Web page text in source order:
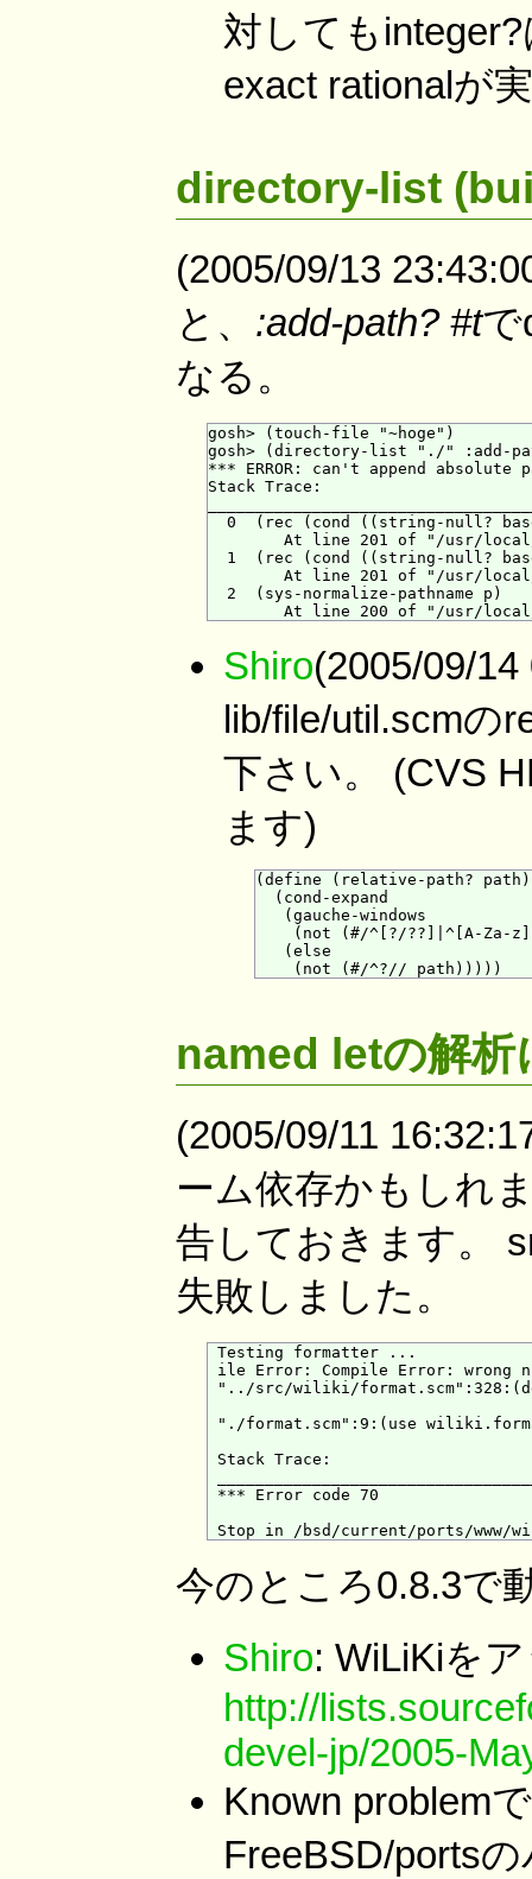
対しても
exact rationalが
directory-list
(2005/09/13
と、 :add-path? #tで
なる。
gosh> (touch-file "~hoge")
gosh> (directory-list "./" :add-
*** ERROR: can't append
Stack Trace:
0  (rec (cond ((string-null?
At line 201 of "/usr/
1  (rec (cond ((string-null?
At line 201 of "/usr/
  2  (sys-normalize-pathname p)
Shiro(2005/09/
lib/file/util.scmの
下さい。 (CVS
ます)
(define (relative-path? path)
  (cond-expand
   (gauche-windows
(not (#/^[?/??]|^[A-Za-
   (else
named letの解析
(2005/09/11
ーム依存かもしれ
告しておきます。
失敗しました。
Testing formatter ...
ile Error: Compile Error: wrong
"../src/wiliki/
"./format.scm":9:(use
Stack Trace:
*** Error code 70
今のところ0.8.3で
Shiro: WiLiKiを
http://
devel-jp/2005-
Known problem
FreeBSD/ports